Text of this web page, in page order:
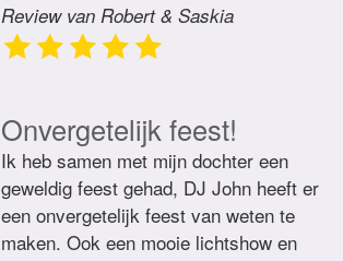
Review van Robert & Saskia
Onvergetelijk feest!
Ik heb samen met mijn dochter een
geweldig feest gehad, DJ John heeft er
een onvergetelijk feest van weten te
maken. Ook een mooie lichtshow en